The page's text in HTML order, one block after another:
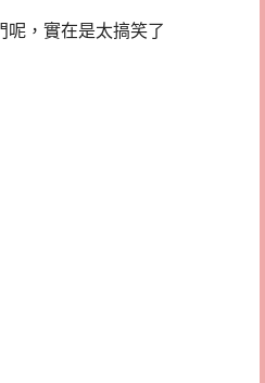
呢，實在是太搞笑了